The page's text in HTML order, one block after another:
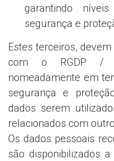
garantindo
segurança e
Estes terceiros,
com o RGDP /
nomeadamente em
segurança e
dados serem
relacionados com
Os dados pessoais
são disponibilizados